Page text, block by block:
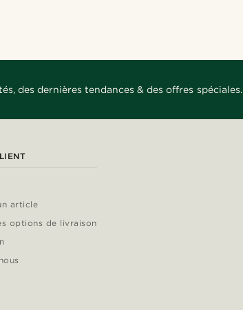
des dernières tendances & des offres spéciales.
article
options de livraison